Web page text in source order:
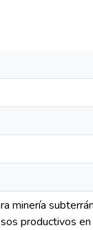
minería
productivos